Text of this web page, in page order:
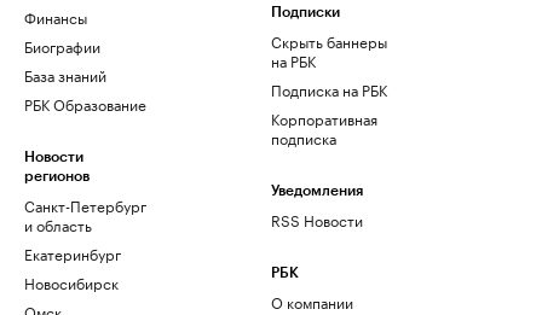
Финансы
Биографии
База знаний
РБК Образование
Новости
регионов
Санкт-Петербург
и область
Екатеринбург
Новосибирск
Подписки
Скрыть баннеры
на РБК
Подписка на РБК
Корпоративная
подписка
Уведомления
RSS Новости
РБК
О компании